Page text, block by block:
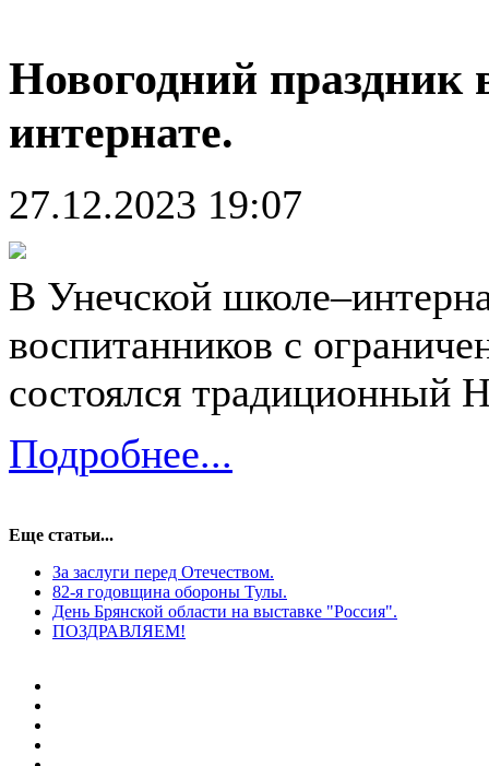
Новогодний праздник
интернате.
27.12.2023 19:07
В Унечской
воспитанников с
состоялся традиционный
Подробнее...
Еще статьи...
За заслуги перед Отечеством.
82-я годовщина обороны Тулы.
День Брянской области на выставке "Россия".
ПОЗДРАВЛЯЕМ!